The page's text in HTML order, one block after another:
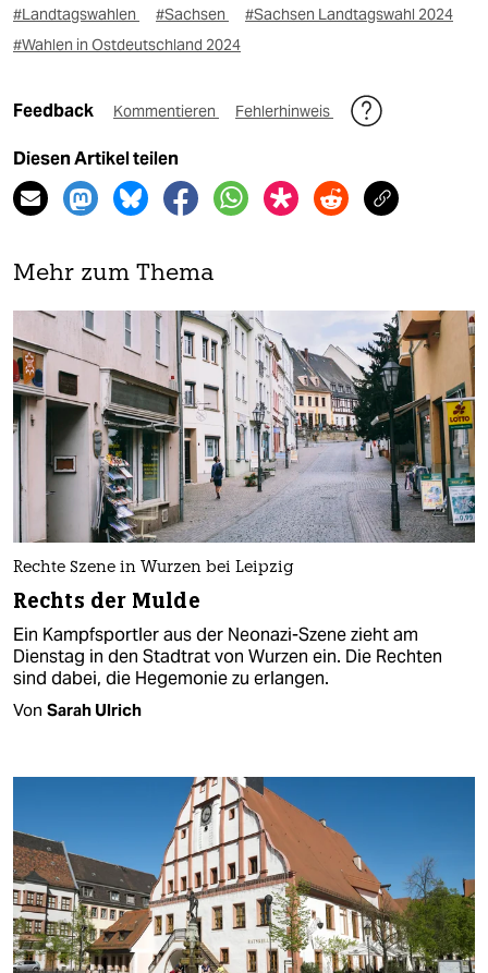
#Landtagswahlen #Sachsen
#Sachsen Landtagswahl 2024
#Wahlen in Ostdeutschland 2024
Feedback Kommentieren Fehlerhinweis
Diesen Artikel teilen
Mehr zum Thema
Rechte Szene in Wurzen bei Leipzig
Rechts der Mulde
Ein Kampfsportler aus der Neonazi-Szene zieht am
Dienstag in den Stadtrat von Wurzen ein. Die Rechten
sind dabei, die Hegemonie zu erlangen.
Von Sarah Ulrich